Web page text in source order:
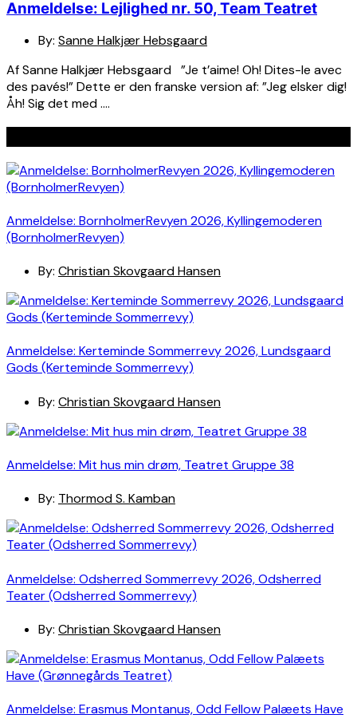
Anmeldelse: Lejlighed nr. 50, Team Teatret
By: Sanne Halkjær Hebsgaard
Af Sanne Halkjær Hebsgaard ”Je t’aime! Oh! Dites-le avec
des pavés!” Dette er den franske version af: ”Jeg elsker dig!
Åh! Sig det med ….
Anmeldelse: BornholmerRevyen 2026, Kyllingemoderen
(BornholmerRevyen)
By: Christian Skovgaard Hansen
Anmeldelse: Kerteminde Sommerrevy 2026, Lundsgaard
Gods (Kerteminde Sommerrevy)
By: Christian Skovgaard Hansen
Anmeldelse: Mit hus min drøm, Teatret Gruppe 38
By: Thormod S. Kamban
Anmeldelse: Odsherred Sommerrevy 2026, Odsherred
Teater (Odsherred Sommerrevy)
By: Christian Skovgaard Hansen
Anmeldelse: Erasmus Montanus, Odd Fellow Palæets Have